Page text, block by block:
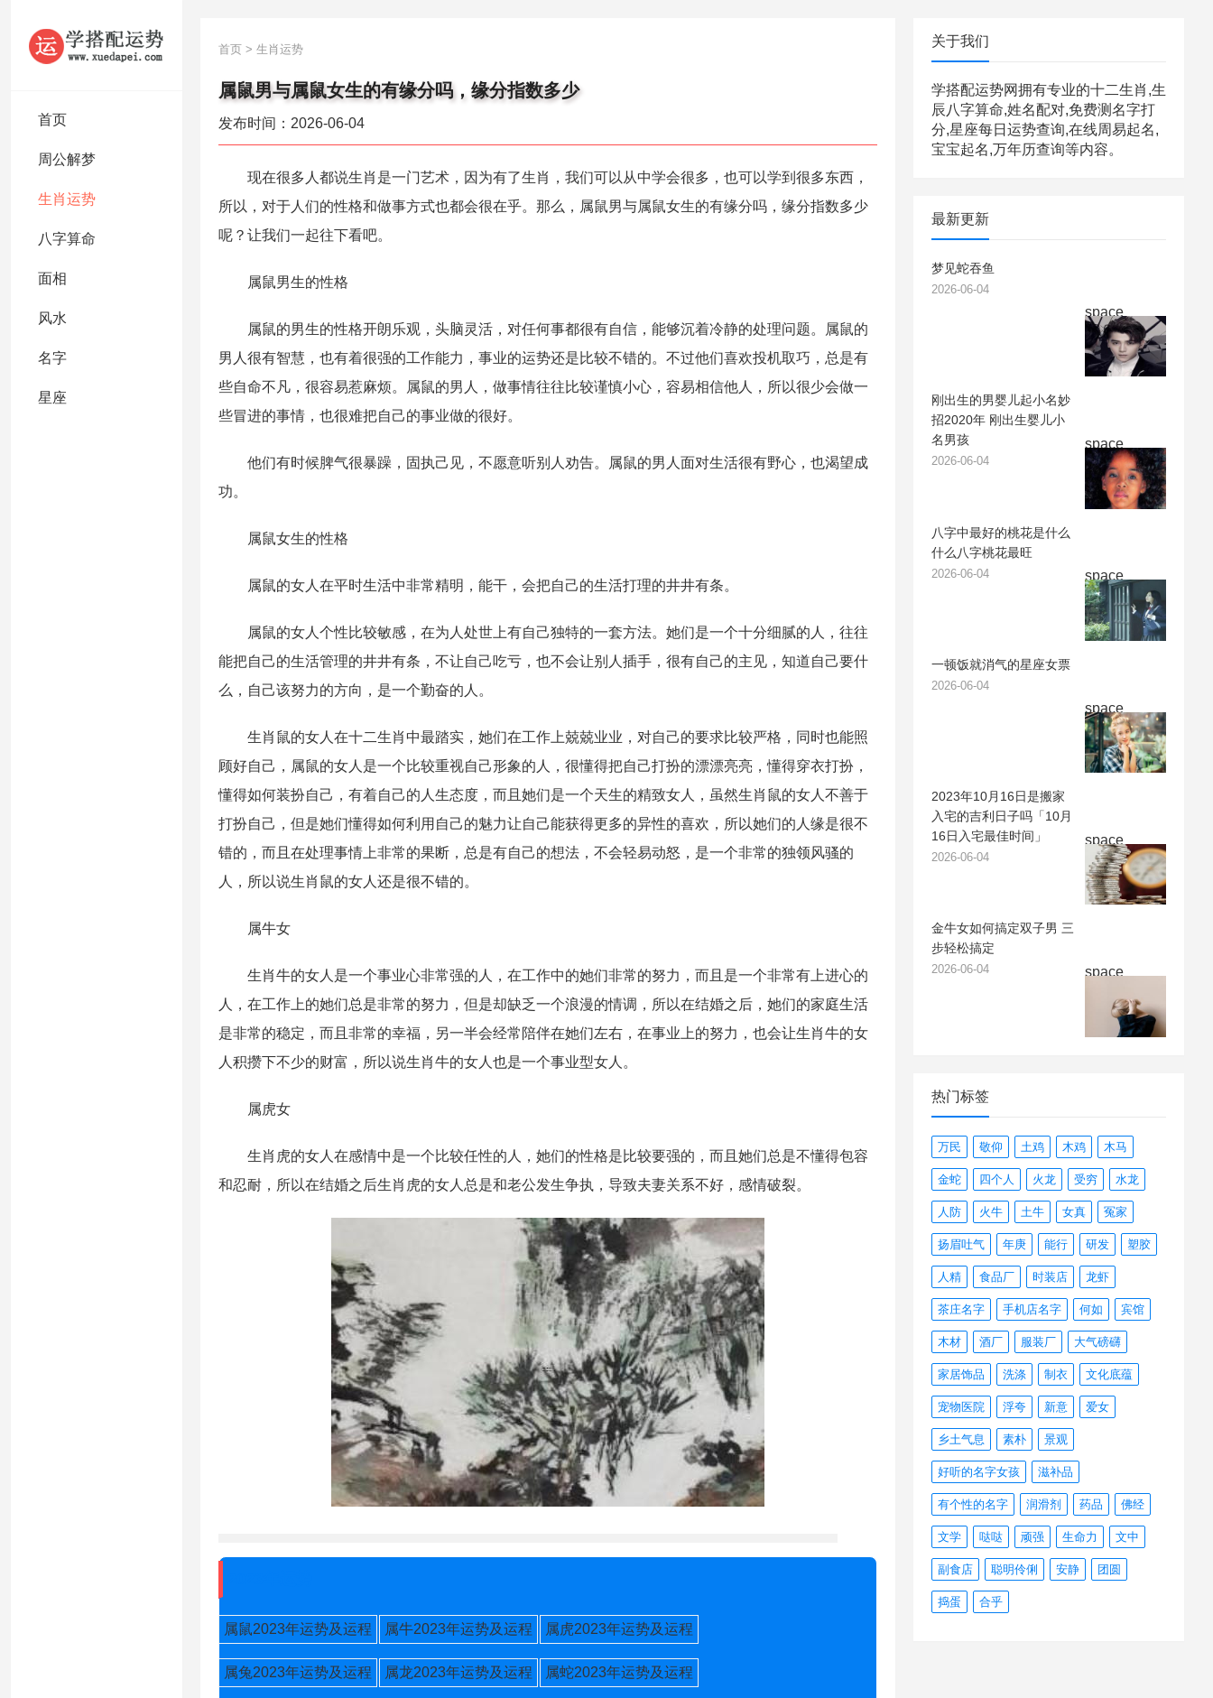
首页
周公解梦
生肖运势
八字算命
面相
风水
名字
星座
首页 > 生肖运势
属鼠男与属鼠女生的有缘分吗，缘分指数多少
发布时间：2026-06-04
现在很多人都说生肖是一门艺术，因为有了生肖，我们可以从中学会很多，也可以学到很多东西，
所以，对于人们的性格和做事方式也都会很在乎。那么，属鼠男与属鼠女生的有缘分吗，缘分指数多少
呢？让我们一起往下看吧。
属鼠男生的性格
属鼠的男生的性格开朗乐观，头脑灵活，对任何事都很有自信，能够沉着冷静的处理问题。属鼠的
男人很有智慧，也有着很强的工作能力，事业的运势还是比较不错的。不过他们喜欢投机取巧，总是有
些自命不凡，很容易惹麻烦。属鼠的男人，做事情往往比较谨慎小心，容易相信他人，所以很少会做一
些冒进的事情，也很难把自己的事业做的很好。
他们有时候脾气很暴躁，固执己见，不愿意听别人劝告。属鼠的男人面对生活很有野心，也渴望成
功。
属鼠女生的性格
属鼠的女人在平时生活中非常精明，能干，会把自己的生活打理的井井有条。
属鼠的女人个性比较敏感，在为人处世上有自己独特的一套方法。她们是一个十分细腻的人，往往
能把自己的生活管理的井井有条，不让自己吃亏，也不会让别人插手，很有自己的主见，知道自己要什
么，自己该努力的方向，是一个勤奋的人。
生肖鼠的女人在十二生肖中最踏实，她们在工作上兢兢业业，对自己的要求比较严格，同时也能照
顾好自己，属鼠的女人是一个比较重视自己形象的人，很懂得把自己打扮的漂漂亮亮，懂得穿衣打扮，
懂得如何装扮自己，有着自己的人生态度，而且她们是一个天生的精致女人，虽然生肖鼠的女人不善于
打扮自己，但是她们懂得如何利用自己的魅力让自己能获得更多的异性的喜欢，所以她们的人缘是很不
错的，而且在处理事情上非常的果断，总是有自己的想法，不会轻易动怒，是一个非常的独领风骚的
人，所以说生肖鼠的女人还是很不错的。
属牛女
生肖牛的女人是一个事业心非常强的人，在工作中的她们非常的努力，而且是一个非常有上进心的
人，在工作上的她们总是非常的努力，但是却缺乏一个浪漫的情调，所以在结婚之后，她们的家庭生活
是非常的稳定，而且非常的幸福，另一半会经常陪伴在她们左右，在事业上的努力，也会让生肖牛的女
人积攒下不少的财富，所以说生肖牛的女人也是一个事业型女人。
属虎女
生肖虎的女人在感情中是一个比较任性的人，她们的性格是比较要强的，而且她们总是不懂得包容
和忍耐，所以在结婚之后生肖虎的女人总是和老公发生争执，导致夫妻关系不好，感情破裂。
属鼠2023年运势及运程 属牛2023年运势及运程 属虎2023年运势及运程
属兔2023年运势及运程 属龙2023年运势及运程 属蛇2023年运势及运程
关于我们
学搭配运势网拥有专业的十二生肖,生
辰八字算命,姓名配对,免费测名字打
分,星座每日运势查询,在线周易起名,
宝宝起名,万年历查询等内容。
最新更新
space
梦见蛇吞鱼
2026-06-04
space
刚出生的男婴儿起小名妙
招2020年 刚出生婴儿小
名男孩
2026-06-04
space
八字中最好的桃花是什么
什么八字桃花最旺
2026-06-04
space
一顿饭就消气的星座女票
2026-06-04
space
2023年10月16日是搬家
入宅的吉利日子吗「10月
16日入宅最佳时间」
2026-06-04
space
金牛女如何搞定双子男 三
步轻松搞定
2026-06-04
热门标签
万民 敬仰 土鸡 木鸡 木马
金蛇 四个人 火龙 受穷 水龙
人防 火牛 土牛 女真 冤家
扬眉吐气 年庚 能行 研发 塑胶
人精 食品厂 时装店 龙虾
茶庄名字 手机店名字 何如 宾馆
木材 酒厂 服装厂 大气磅礴
家居饰品 洗涤 制衣 文化底蕴
宠物医院 浮夸 新意 爱女
乡土气息 素朴 景观
好听的名字女孩 滋补品
有个性的名字 润滑剂 药品 佛经
文学 哒哒 顽强 生命力 文中
副食店 聪明伶俐 安静 团圆
捣蛋 合乎